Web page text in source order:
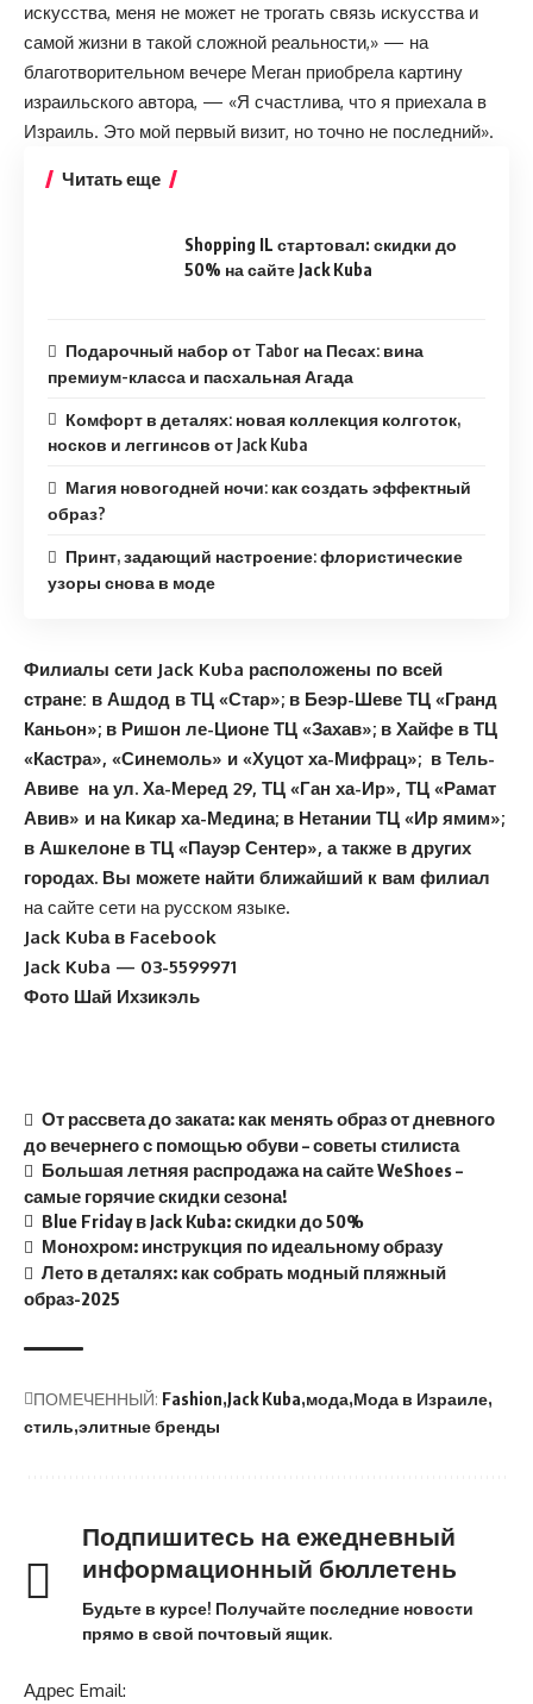
искусства, меня не может не трогать связь искусства и
самой жизни в такой сложной реальности,» — на
благотворительном вечере Меган приобрела картину
израильского автора, — «Я счастлива, что я приехала в
Израиль. Это мой первый визит, но точно не последний».
Читать еще
Shopping IL стартовал: скидки до
50% на сайте Jack Kuba
Подарочный набор от Tabor на Песах: вина
премиум-класса и пасхальная Агада
Комфорт в деталях: новая коллекция колготок,
носков и леггинсов от Jack Kuba
Магия новогодней ночи: как создать эффектный
образ?
Принт, задающий настроение: флористические
узоры снова в моде
Филиалы сети Jack Kuba расположены по всей
стране: в Ашдод в ТЦ «Стар»; в Беэр-Шеве ТЦ «Гранд
Каньон»; в Ришон ле-Ционе ТЦ «Захав»; в Хайфе в ТЦ
«Кастра», «Синемоль» и «Хуцот ха-Мифрац»; в Тель-
Авиве на ул. Ха-Меред 29, ТЦ «Ган ха-Ир», ТЦ «Рамат
Авив» и на Кикар ха-Медина; в Нетании ТЦ «Ир ямим»;
в Ашкелоне в ТЦ «Пауэр Сентер», а также в других
городах. Вы можете найти ближайший к вам филиал
на сайте сети на русском языке.
Jack Kubа в Facebook
Jack Kuba — 03-5599971
Фото Шай Ихзикэль
От рассвета до заката: как менять образ от дневного
до вечернего с помощью обуви – советы стилиста
Большая летняя распродажа на сайте WeShoes –
самые горячие скидки сезона!
Blue Friday в Jack Kuba: скидки до 50%
Монохром: инструкция по идеальному образу
Лето в деталях: как собрать модный пляжный
образ-2025
ПОМЕЧЕННЫЙ: Fashion Jack Kuba мода Мода в Израиле
стиль элитные бренды
Подпишитесь на ежедневный
информационный бюллетень
Будьте в курсе! Получайте последние новости
прямо в свой почтовый ящик.
Адрес Email: